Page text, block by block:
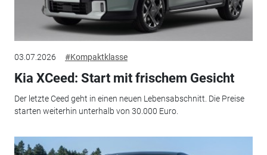
03.07.2026 #Kompaktklasse
Kia XCeed: Start mit frischem Gesicht
Der letzte Ceed geht in einen neuen Lebensabschnitt. Die Preise
starten weiterhin unterhalb von 30.000 Euro.